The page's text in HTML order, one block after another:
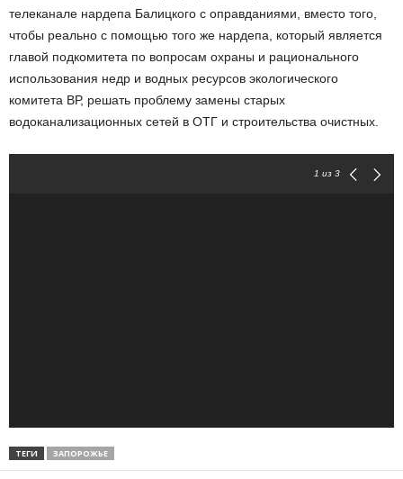
телеканале нардепа Балицкого с оправданиями, вместо того,
чтобы реально с помощью того же нардепа, который является
главой подкомитета по вопросам охраны и рационального
использования недр и водных ресурсов экологического
комитета ВР, решать проблему замены старых
водоканализационных сетей в ОТГ и строительства очистных.
1 из 3
ТЕГИ ЗАПОРОЖЬЕ